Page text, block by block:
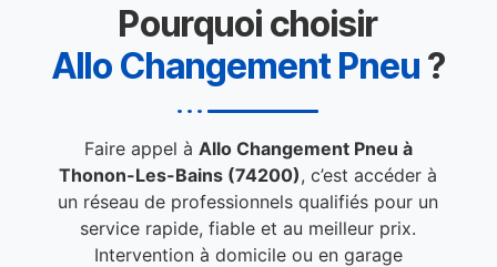
Pourquoi choisir
Allo Changement Pneu ?
Faire appel à Allo Changement Pneu à
Thonon-Les-Bains (74200), c’est accéder à
un réseau de professionnels qualifiés pour un
service rapide, fiable et au meilleur prix.
Intervention à domicile ou en garage